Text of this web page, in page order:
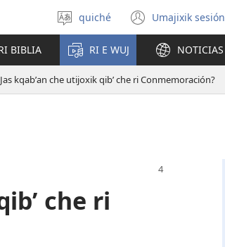
Uchaʼik
jun
chʼabʼal
quiché Umajixik sesión
(opens
new
window)
BIBLIA RI E WUJ NOTICIAS
kqabʼan che utijoxik qibʼ che ri Conmemoración?
che ri